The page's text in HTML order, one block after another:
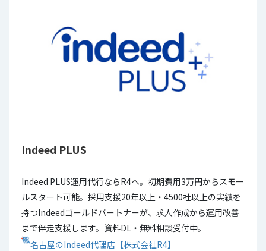
Indeed PLUS
Indeed PLUS運用代行ならR4へ。初期費用3万円からスモー
ルスタート可能。採用支援20年以上・4500社以上の実績を
持つIndeedゴールドパートナーが、求人作成から運用改善
まで伴走支援します。資料DL・無料相談受付中。
名古屋のIndeed代理店【株式会社R4】